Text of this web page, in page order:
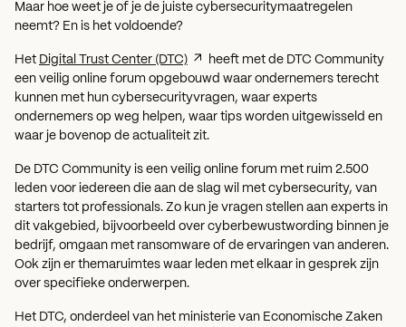
Maar hoe weet je of je de juiste cybersecuritymaatregelen
neemt? En is het voldoende?
Het Digital Trust Center (DTC)
heeft met de DTC Community
een veilig online forum opgebouwd waar ondernemers terecht
kunnen met hun cybersecurityvragen, waar experts
ondernemers op weg helpen, waar tips worden uitgewisseld en
waar je bovenop de actualiteit zit.
De DTC Community is een veilig online forum met ruim 2.500
leden voor iedereen die aan de slag wil met cybersecurity, van
starters tot professionals. Zo kun je vragen stellen aan experts in
dit vakgebied, bijvoorbeeld over cyberbewustwording binnen je
bedrijf, omgaan met ransomware of de ervaringen van anderen.
Ook zijn er themaruimtes waar leden met elkaar in gesprek zijn
over specifieke onderwerpen.
Het DTC, onderdeel van het ministerie van Economische Zaken